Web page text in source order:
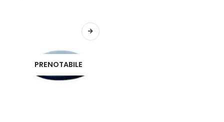
PRENOTABILE